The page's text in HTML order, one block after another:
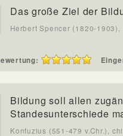
Das große Ziel der
Herbert Spencer (1820-
Bildung soll allen
Standesunterschiede
Konfuzius (551-479 v.Chr.),